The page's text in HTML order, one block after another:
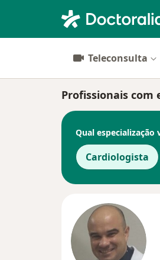
Teleconsulta
Profissionais com
Qual especialização
Cardiologista